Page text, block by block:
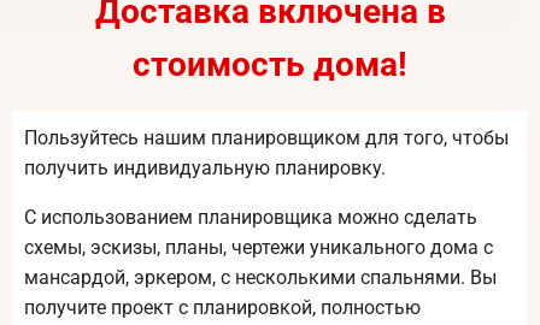
Доставка включена в
стоимость дома!
Пользуйтесь нашим планировщиком для того, чтобы
получить индивидуальную планировку.
С использованием планировщика можно сделать
схемы, эскизы, планы, чертежи уникального дома с
мансардой, эркером, с несколькими спальнями. Вы
получите проект с планировкой, полностью